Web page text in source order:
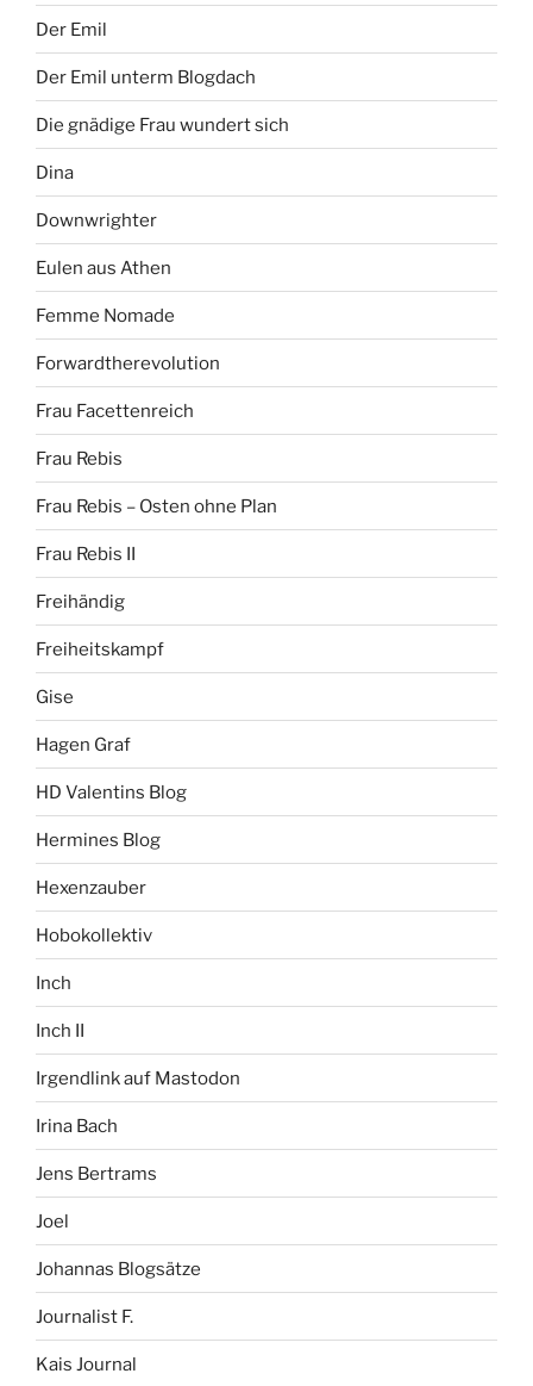
Der Emil
Der Emil unterm Blogdach
Die gnädige Frau wundert sich
Dina
Downwrighter
Eulen aus Athen
Femme Nomade
Forwardtherevolution
Frau Facettenreich
Frau Rebis
Frau Rebis – Osten ohne Plan
Frau Rebis II
Freihändig
Freiheitskampf
Gise
Hagen Graf
HD Valentins Blog
Hermines Blog
Hexenzauber
Hobokollektiv
Inch
Inch II
Irgendlink auf Mastodon
Irina Bach
Jens Bertrams
Joel
Johannas Blogsätze
Journalist F.
Kais Journal